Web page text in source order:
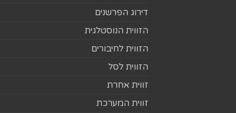
דירוג הפרשנים
הזווית הנוסטלגית
הזווית לחיבורים
הזווית לסל
זווית אחרת
זווית המערכת